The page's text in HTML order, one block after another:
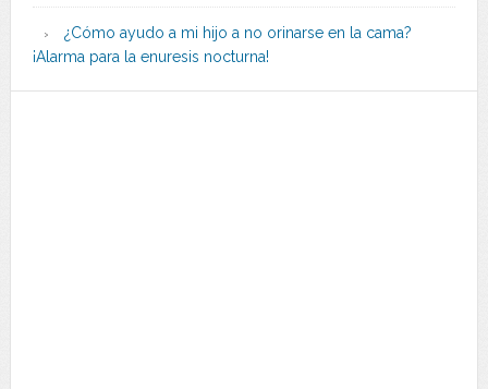
¿Cómo ayudo a mi hijo a no orinarse en la cama?
¡Alarma para la enuresis nocturna!